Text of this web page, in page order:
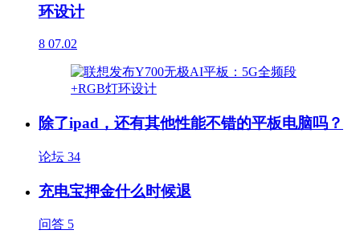
环设计
8 07.02
除了ipad，还有其他性能不错的平板电脑吗？
论坛 34
充电宝押金什么时候退
问答 5